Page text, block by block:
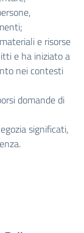
e risorse
e ha iniziato a
nei contesti
domande di
significati,